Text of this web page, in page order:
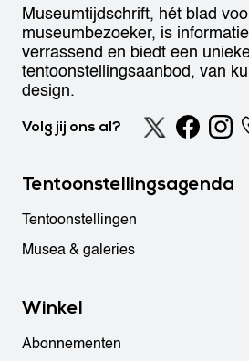
Museumtijdschrift, hét blad
museumbezoeker, is
verrassend en biedt een
tentoonstellingsaanbod, van
design.
Volg jij ons al?
Tentoonstellingsagenda
Tentoonstellingen
Musea & galeries
Winkel
Abonnementen